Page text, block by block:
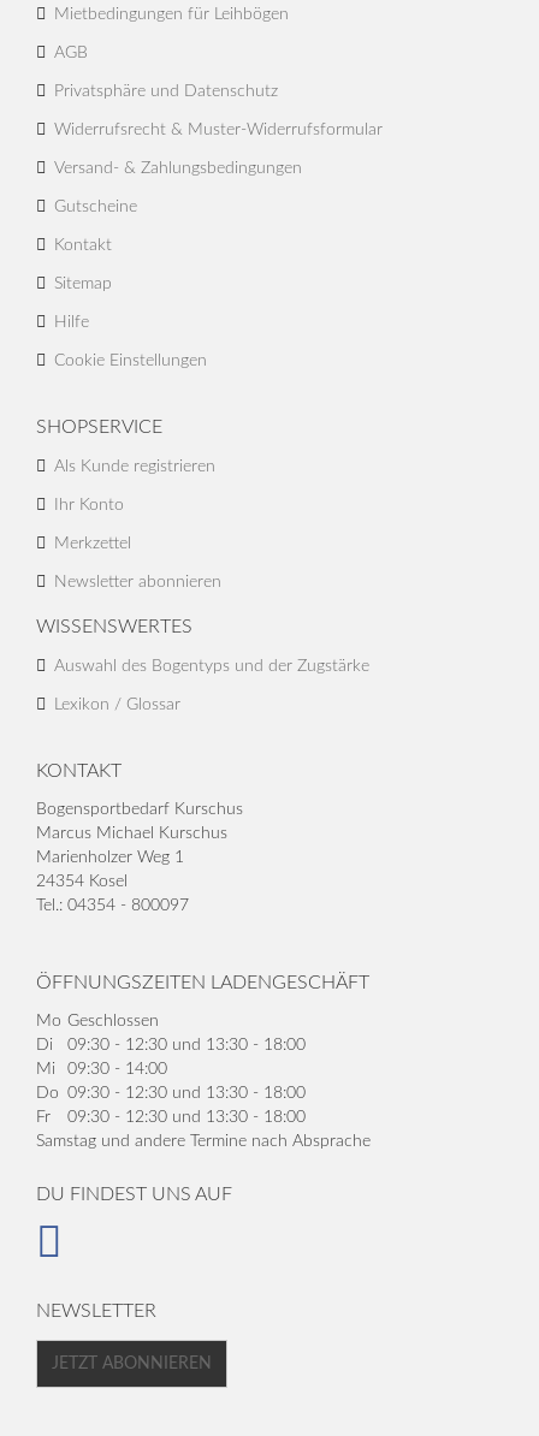
Mietbedingungen für Leihbögen
AGB
Privatsphäre und Datenschutz
Widerrufsrecht & Muster-Widerrufsformular
Versand- & Zahlungsbedingungen
Gutscheine
Kontakt
Sitemap
Hilfe
Cookie Einstellungen
SHOPSERVICE
Als Kunde registrieren
Ihr Konto
Merkzettel
Newsletter abonnieren
WISSENSWERTES
Auswahl des Bogentyps und der Zugstärke
Lexikon / Glossar
KONTAKT
Bogensportbedarf Kurschus
Marcus Michael Kurschus
Marienholzer Weg 1
24354 Kosel
Tel.: 04354 - 800097
ÖFFNUNGSZEITEN LADENGESCHÄFT
Mo Geschlossen
Di
09:30 - 12:30 und 13:30 - 18:00
Mi
09:30 - 14:00
Do 09:30 - 12:30 und 13:30 - 18:00
Fr
09:30 - 12:30 und 13:30 - 18:00
Samstag und andere Termine nach Absprache
DU FINDEST UNS AUF
NEWSLETTER
JETZT ABONNIEREN